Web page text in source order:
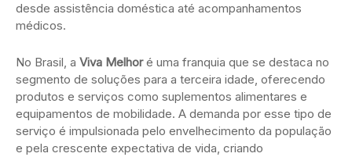
desde assistência doméstica até acompanhamentos
médicos.
No Brasil, a Viva Melhoré uma franquia que se destaca no
segmento de soluções para a terceira idade, oferecendo
produtos e serviços como suplementos alimentares e
equipamentos de mobilidade. A demanda por esse tipo de
serviço é impulsionada pelo envelhecimento da população
e pela crescente expectativa de vida, criando